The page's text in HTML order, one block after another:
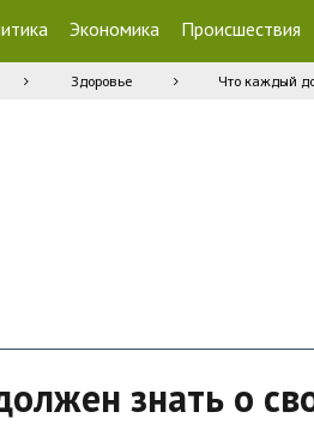
Экономика Происшествия
Здоровье Что каждый
знать о